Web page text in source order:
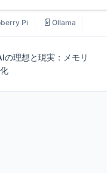
Pi 📄 Ollama
理想と現実：メモリ